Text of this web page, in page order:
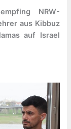
NRW-
aus Kibbuz
auf Israel